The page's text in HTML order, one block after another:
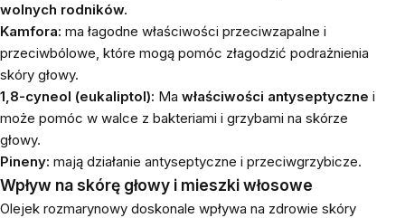
wolnych rodników.
Kamfora: ma łagodne właściwości przeciwzapalne i
przeciwbólowe, które mogą pomóc złagodzić podrażnienia
skóry głowy.
1,8-cyneol (eukaliptol): Ma właściwości antyseptyczne i
może pomóc w walce z bakteriami i grzybami na skórze
głowy.
Pineny: mają działanie antyseptyczne i przeciwgrzybicze.
Wpływ na skórę głowy i mieszki włosowe
Olejek rozmarynowy doskonale wpływa na zdrowie skóry